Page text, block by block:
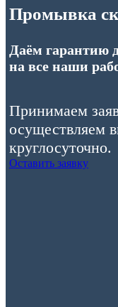
Промывка
Даём гарантию
на все наши
Принимаем
осуществляем
круглосуточно.
Оставить заявку